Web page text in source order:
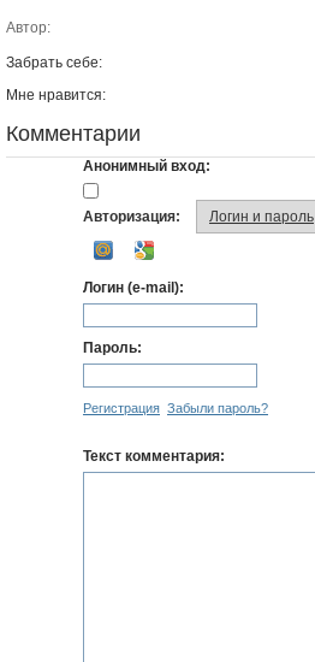
Автор:
Забрать себе:
Мне нравится:
Комментарии
Анонимный вход:
Авторизация: Логин и пароль
Логин (e-mail):
Пароль:
Регистрация Забыли пароль?
Текст комментария: